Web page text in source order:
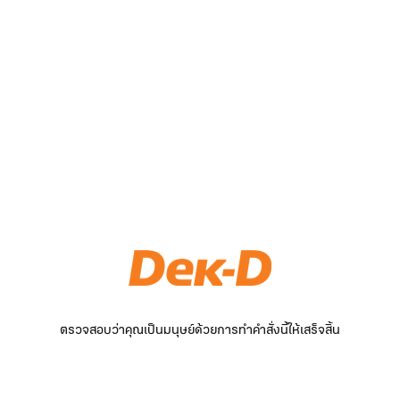
ตรวจสอบว่าคุณเป็นมนุษย์ด้วยการทำคำสั่งนี้ให้เสร็จสิ้น